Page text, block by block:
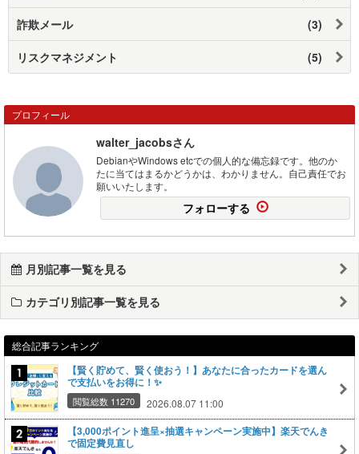
詐欺メール (3)
リスクマネジメント (5)
プロフィール
walter_jacobsさん
DebianやWindows etcでの個人的な備忘録です。他のか
たに当てはまるかどうかは、わかりません。自己責任でお
願いいたします。
フォローする
月別記事一覧を見る
カテゴリ別記事一覧を見る
総合記事ランキング
【賢く貯めて、賢く使おう！】あなたに合ったカードを選ん
で支払いをお得に！✨
閲覧総数 11270 2026.08.07 11:00
【3,000ポイント進呈×抽選キャンペーン実施中】楽天でんき
で固定費見直し